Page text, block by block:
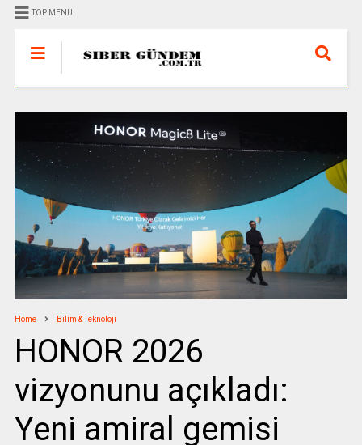
TOP MENU
Home Bilim & Teknoloji
HONOR 2026
vizyonunu açıkladı:
Yeni amiral gemisi